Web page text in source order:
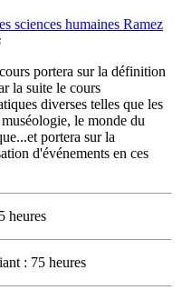
sciences humaines Ramez
portera sur la définition
la suite le cours
diverses telles que les
le monde du
portera sur la
d'événements en ces
heures
: 75 heures